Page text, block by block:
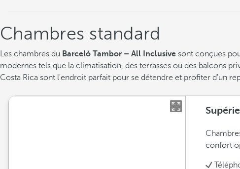
Chambres standard
Les chambres du Barceló Tambor – All Inclusive sont conçues
modernes tels que la climatisation, des terrasses ou des balcons
Costa Rica sont l'endroit parfait pour se détendre et profiter d'un
confort